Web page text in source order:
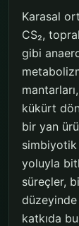
Karasal
CS₂,
gibi
kükürt
bir yan
yoluyla
süreçler,
katkıda